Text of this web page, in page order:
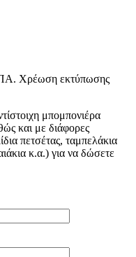
Χρέωση εκτύπωσης
μπομπονιέρα
και με διάφορες
πετσέτας, ταμπελάκια
κ.α.) για να δώσετε